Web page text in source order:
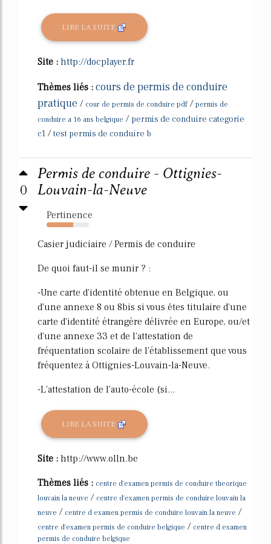
LIRE LA SUITE
Site : http://docplayer.fr
Thèmes liés : cours de permis de conduire
pratique / cour de permis de conduire pdf / permis de
conduire a 16 ans belgique / permis de conduire categorie
c1 /test permis de conduire b
0
Permis de conduire - Ottignies-
Louvain-la-Neuve
Pertinence
63%
Casier judiciaire / Permis de conduire
De quoi faut-il se munir ? :
-Une carte d'identité obtenue en Belgique, ou
d'une annexe 8 ou 8bis si vous êtes titulaire d'une
carte d'identité étrangère délivrée en Europe, ou/et
d'une annexe 33 et de l'attestation de
fréquentation scolaire de l'établissement que vous
fréquentez à Ottignies-Louvain-la-Neuve.
-L'attestation de l'auto-école (si...
LIRE LA SUITE
Site : http://www.olln.be
Thèmes liés : centre d'examen permis de conduire theorique
louvain la neuve / centre d'examen permis de conduire louvain la
neuve / centre d examen permis de conduire louvain la neuve /
centre d'examen permis de conduire belgique / centre d examen
permis de conduire belgique